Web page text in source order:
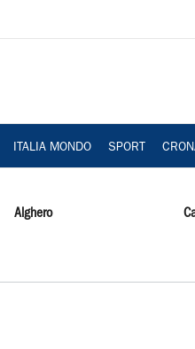
ITALIA MONDO SPORT
Alghero